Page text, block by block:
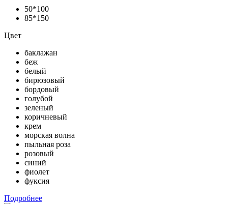
50*100
85*150
Цвет
баклажан
беж
белый
бирюзовый
бордовый
голубой
зеленый
коричневый
крем
морская волна
пыльная роза
розовый
синий
фиолет
фуксия
Подробнее